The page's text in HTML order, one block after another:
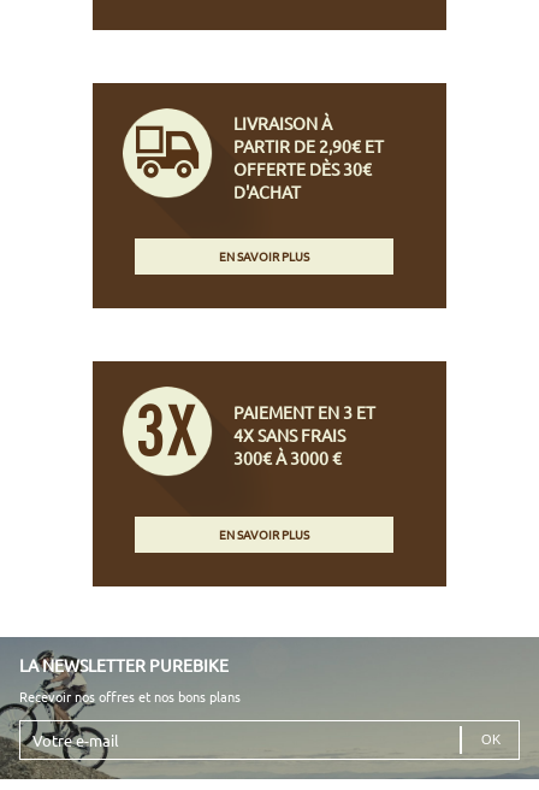
LIVRAISON À
PARTIR DE 2,90€ ET
OFFERTE DÈS 30€
D'ACHAT
EN SAVOIR PLUS
PAIEMENT EN 3 ET
4X SANS FRAIS
300€ À 3000 €
EN SAVOIR PLUS
LA NEWSLETTER PUREBIKE
Recevoir nos offres et nos bons plans
Votre
e-
mail